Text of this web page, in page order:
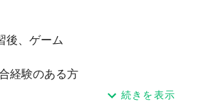
後、ゲーム
経験のある方
ーしていて試合に
続きを表示